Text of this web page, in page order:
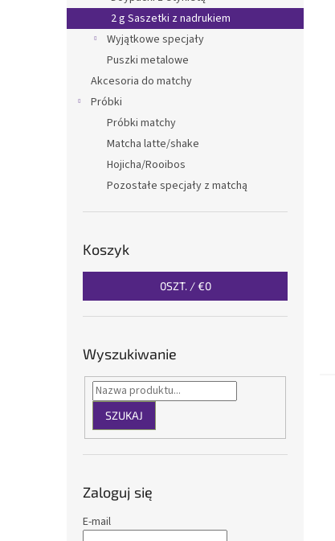
2 g Saszetki z nadrukiem
Wyjątkowe specjały
Puszki metalowe
Akcesoria do matchy
Próbki
Próbki matchy
Matcha latte/shake
Hojicha/Rooibos
Pozostałe specjały z matchą
Koszyk
0SZT. /€0
Wyszukiwanie
SZUKAJ
Zaloguj się
E-mail